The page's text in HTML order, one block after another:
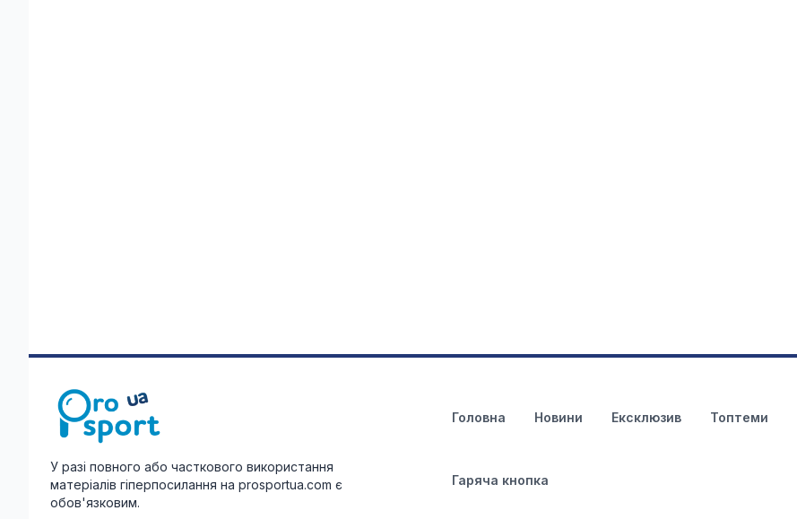
У разі повного або часткового використання
матеріалів гіперпосилання на prosportua.com є
обов'язковим.
Головна Новини Ексклюзив Топтеми
Гаряча кнопка